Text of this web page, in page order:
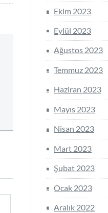
Ekim 2023
Eylül 2023
Ağustos 2023
Temmuz 2023
Haziran 2023
Mayıs 2023
Nisan 2023
Mart 2023
Şubat 2023
Ocak 2023
Aralık 2022